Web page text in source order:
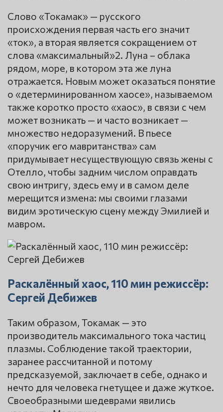
Слово «Токамак» — русского
происхождения первая часть его значит
«ток», а вторая является сокращением от
слова «максимальный»2. Луна – облака
рядом, море, в котором эта же луна
отражается. Новым может оказаться понятие
о «детерминированном хаосе», называемом
также коротко просто «хаос», в связи с чем
может возникать — и часто возникает —
множество недоразумений. В пьесе
«поручик его мавританства» сам
придумывает несуществующую связь жены с
Отелло, чтобы задним числом оправдать
свою интригу, здесь ему и в самом деле
мерещится измена: мы своими глазами
видим эротическую сцену между Эмилией и
мавром.
Раскалённый хаос, 110 мин режиссёр:
Сергей Дебижев
Таким образом, Токамак — это
производитель максимального тока частиц
плазмы. Соблюдение такой траектории,
заранее рассчитанной и потому
предсказуемой, заключает в себе, однако и
нечто для человека гнетущее и даже жуткое.
Своеобразными шедеврами явились